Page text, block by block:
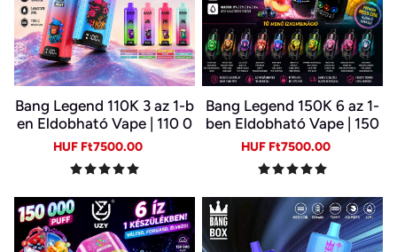
Bang Legend 110K 3 az 1-b
en Eldobható Vape | 110 0
00 Slukk | 3 Íz Egy Készülé
kben | Digitális Kijelző | Ty
pe-C
Sale
HUF Ft7500.00
Bang Legend 150K 6 az 1-
ben Eldobható Vape | 150
000 Slukk | USB-C Újratöl
thető E-cigi | 6 Íz Egy Kész
ülékben
Sale
HUF Ft7500.00